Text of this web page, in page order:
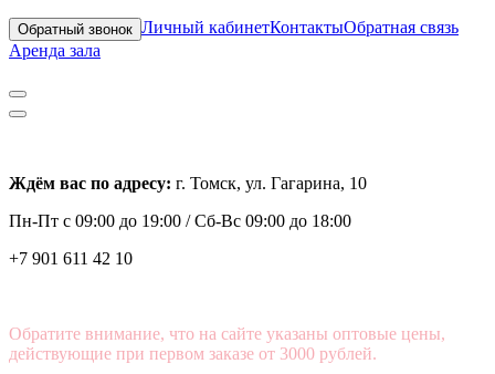
Обратный звонок Личный кабинетКонтактыОбратная связь
Аренда зала
Ждём вас по адресу: г. Томск, ул. Гагарина, 10
Пн-Пт с 09:00 до 19:00 /Сб-Вс 09:00 до 18:00
+7 901 611 42 10
Обратите внимание, что на сайте указаны оптовые цены,
действующие при первом заказе от 3000 рублей.